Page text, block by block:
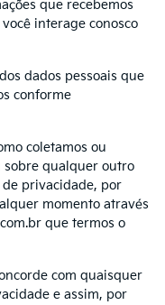
que recebemos
interage conosco
dados pessoais que
conforme
coletamos ou
sobre qualquer outro
de privacidade, por
momento através
que termos o
com quaisquer
e assim, por